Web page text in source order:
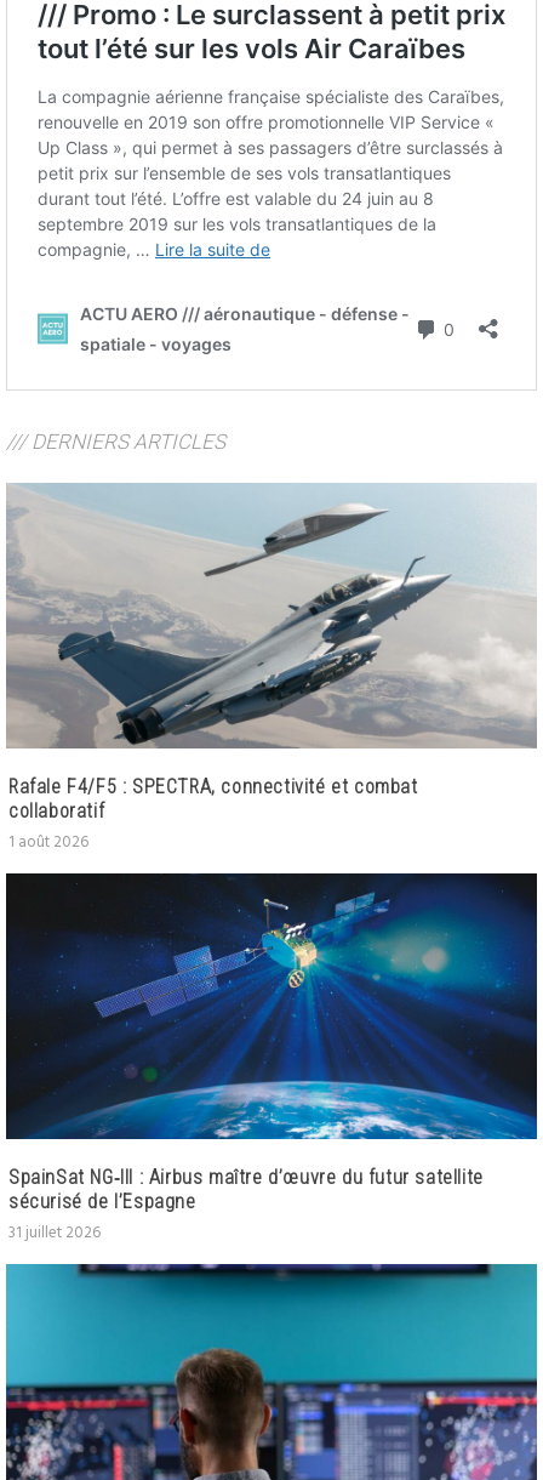
/// DERNIERS ARTICLES
Rafale F4/F5 : SPECTRA, connectivité et combat
collaboratif
1 août 2026
SpainSat NG‑III : Airbus maître d’œuvre du futur satellite
sécurisé de l’Espagne
31 juillet 2026